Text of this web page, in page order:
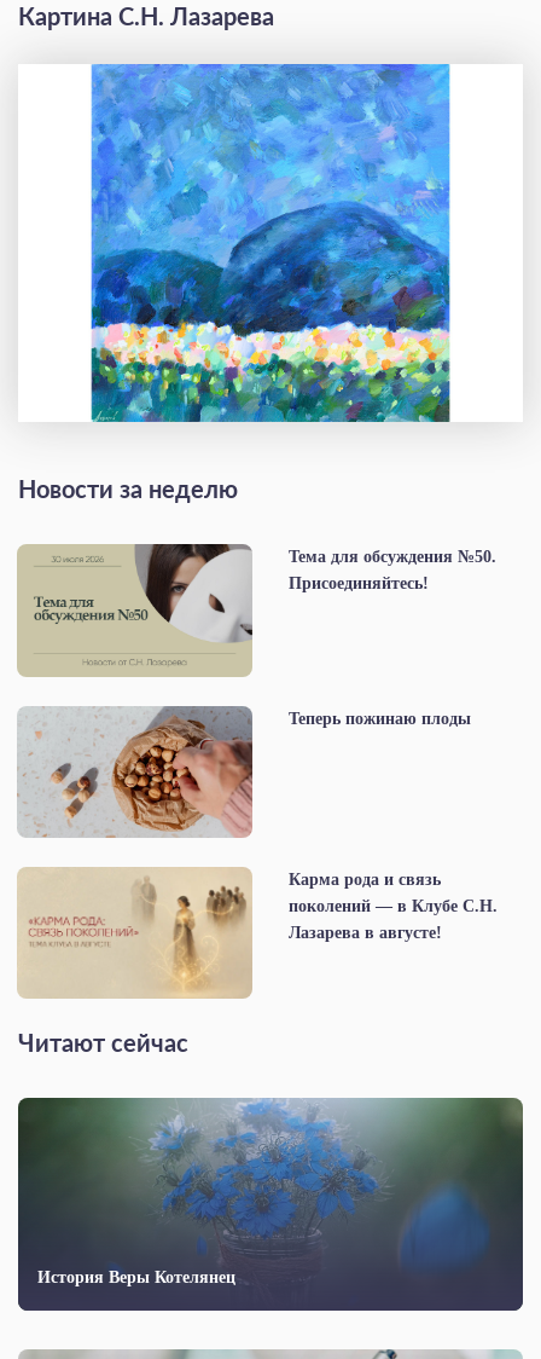
Картина С.Н. Лазарева
Новости за неделю
Тема для обсуждения №50.
Присоединяйтесь!
Теперь пожинаю плоды
Карма рода и связь
поколений — в Клубе С.Н.
Лазарева в августе!
Читают сейчас
История Веры Котелянец